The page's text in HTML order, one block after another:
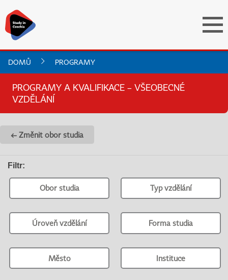
DOMŮ PROGRAMY
PROGRAMY A KVALIFIKACE – VŠEOBECNÉ
VZDĚLÁNÍ
← Změnit obor studia
Filtr:
Obor studia Typ vzdělání
Úroveň vzdělání Forma studia
Město Instituce